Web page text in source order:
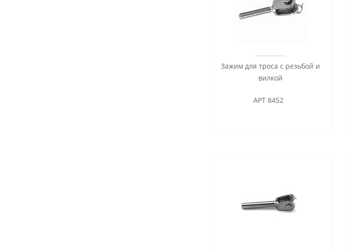
Зажим для троса с резьбой и
вилкой
АРТ 8452